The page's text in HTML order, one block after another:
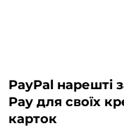
PayPal нарешті
Pay для своїх
карток